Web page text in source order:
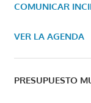
COMUNICAR
VER LA AGENDA
PRESUPUESTO